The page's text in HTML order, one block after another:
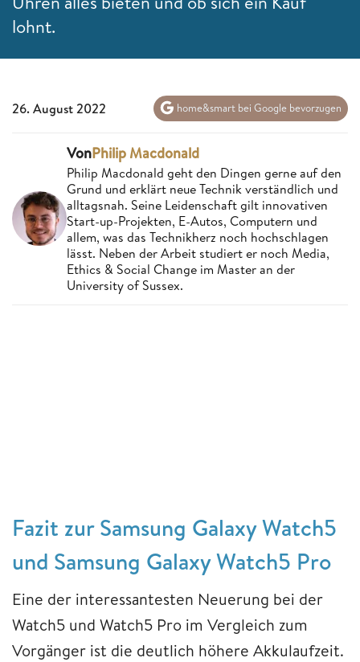
lohnt.
26. August 2022 home&smart bei Google bevorzugen
VonPhilip Macdonald
Philip Macdonald geht den Dingen gerne auf den
Grund und erklärt neue Technik verständlich und
alltagsnah. Seine Leidenschaft gilt innovativen
Start-up-Projekten, E-Autos, Computern und
allem, was das Technikherz noch hochschlagen
lässt. Neben der Arbeit studiert er noch Media,
Ethics & Social Change im Master an der
University of Sussex.
Fazit zur Samsung Galaxy Watch5
und Samsung Galaxy Watch5 Pro
Eine der interessantesten Neuerung bei der
Watch5 und Watch5 Pro im Vergleich zum
Vorgänger ist die deutlich höhere Akkulaufzeit.